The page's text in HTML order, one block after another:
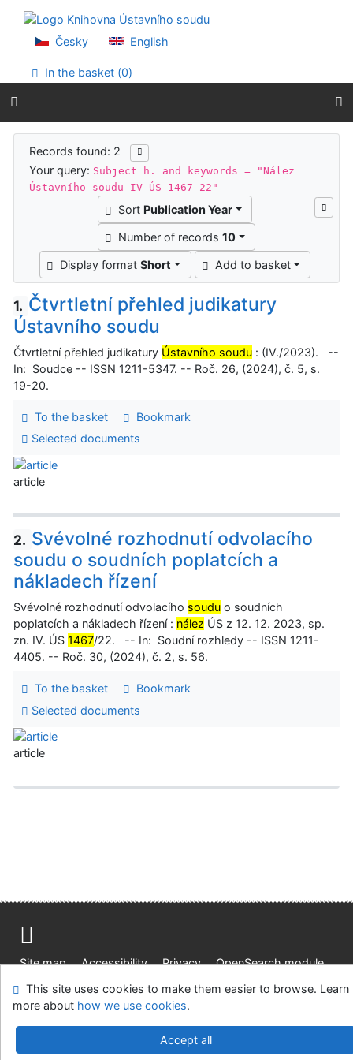
Go to menu
Accessibility declaration
Česky English
In the basket (0)
Search results
Records found: 2
Your query: Subject h. and keywords = "Nález
Ústavního soudu IV ÚS 1467 22"
Sort Publication Year
Number of records 10
Display formatShort Add to basket
1. Čtvrtletní přehled judikatury
Ústavního soudu
Čtvrtletní přehled judikatury Ústavního soudu : (IV./2023). --
In: Soudce -- ISSN 1211-5347. -- Roč. 26, (2024), č. 5, s.
19-20.
To the basket
Bookmark
Selected documents
article
2. Svévolné rozhodnutí odvolacího
soudu o soudních poplatcích a
nákladech řízení
Svévolné rozhodnutí odvolacího soudu o soudních
poplatcích a nákladech řízení : nález ÚS z 12. 12. 2023, sp.
zn. IV. ÚS 1467/22. -- In: Soudní rozhledy -- ISSN 1211-
4405. -- Roč. 30, (2024), č. 2, s. 56.
To the basket
Bookmark
Selected documents
article
Site map Accessibility Privacy
OpenSearch module
Feedback form
Cookie settings
This site uses cookies to make them easier to browse. Learn
more about how we use cookies.
Accept all